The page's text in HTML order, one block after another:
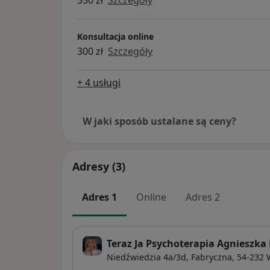
- zaburzeń lękowych
- poczucia niskiej wartości,
- trudności w relacjach z innymi,
- poczucia pustki i braku sensu życia,
- trudności we wprowadzaniu zmian w życiu.
- poczucia własnej wartości
innych w ich rozwoju.
traktowana.
Jestem pasjonatką poznawania ludzi,
do bycia szczęśliwą.
Konsultacja online
300 zł Szczegóły
+ 4 usługi
W jaki sposób ustalane są ceny?
Adresy (3)
Adres 1 Online Adres 2
Teraz Ja Psychoterapia
Niedźwiedzia 4a/3d, Fabryczna, 54-232